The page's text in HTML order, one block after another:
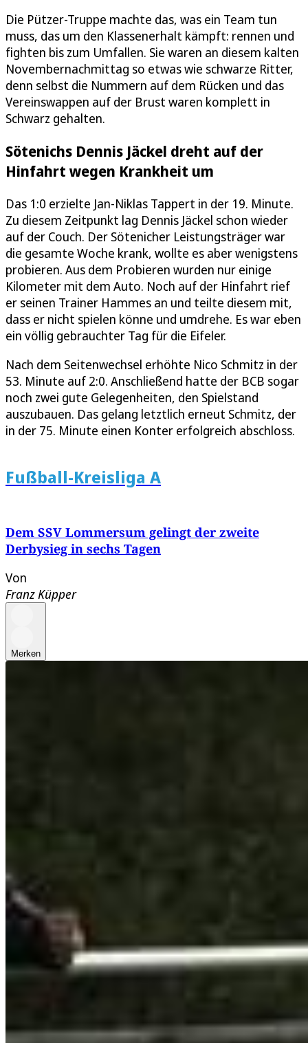
Die Pützer-Truppe machte das, was ein Team tun
muss, das um den Klassenerhalt kämpft: rennen und
fighten bis zum Umfallen. Sie waren an diesem kalten
Novembernachmittag so etwas wie schwarze Ritter,
denn selbst die Nummern auf dem Rücken und das
Vereinswappen auf der Brust waren komplett in
Schwarz gehalten.
Sötenichs Dennis Jäckel dreht auf der
Hinfahrt wegen Krankheit um
Das 1:0 erzielte Jan-Niklas Tappert in der 19. Minute.
Zu diesem Zeitpunkt lag Dennis Jäckel schon wieder
auf der Couch. Der Sötenicher Leistungsträger war
die gesamte Woche krank, wollte es aber wenigstens
probieren. Aus dem Probieren wurden nur einige
Kilometer mit dem Auto. Noch auf der Hinfahrt rief
er seinen Trainer Hammes an und teilte diesem mit,
dass er nicht spielen könne und umdrehe. Es war eben
ein völlig gebrauchter Tag für die Eifeler.
Nach dem Seitenwechsel erhöhte Nico Schmitz in der
53. Minute auf 2:0. Anschließend hatte der BCB sogar
noch zwei gute Gelegenheiten, den Spielstand
auszubauen. Das gelang letztlich erneut Schmitz, der
in der 75. Minute einen Konter erfolgreich abschloss.
Fußball-Kreisliga A
Dem SSV Lommersum gelingt der zweite
Derbysieg in sechs Tagen
Von
Franz Küpper
Merken